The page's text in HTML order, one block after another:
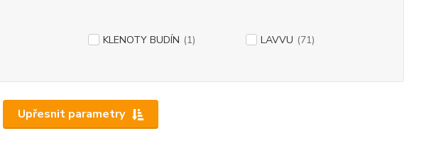
Upřesnit parametry
KLENOTY BUDÍN (1) LAVVU (71)